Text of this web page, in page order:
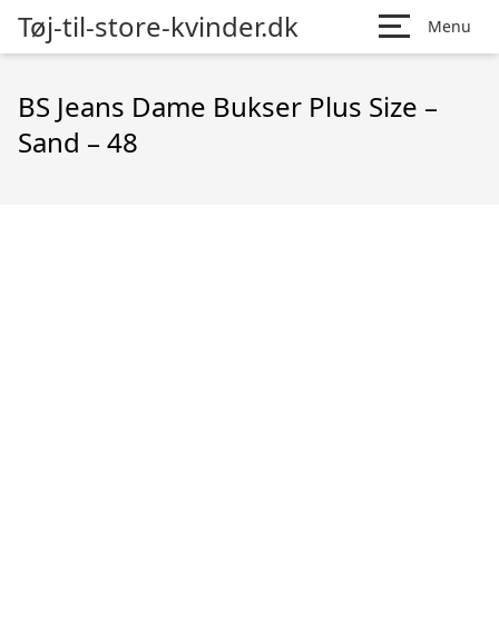
Tøj-til-store-kvinder.dk Menu
BS Jeans Dame Bukser Plus Size –
Sand – 48